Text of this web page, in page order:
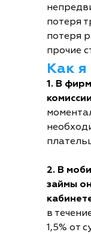
потеря
потеря
прочие
Как я
1. В
2. В
займы
в
1,5% от